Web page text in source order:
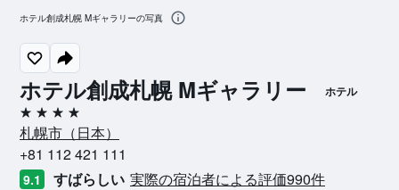
ホテル創成札幌 Mギャラリー ホテル
4つ星
札幌市​（日本​）​
+81 112 421 111
9.1 すばらしい 実際の宿泊者による評価990​件
ホテル創成札幌 Mギャラリーの写真